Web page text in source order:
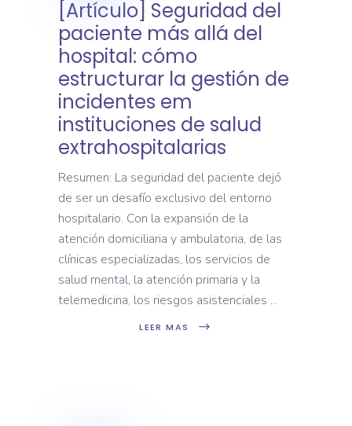
[Artículo] Seguridad del
paciente más allá del
hospital: cómo
estructurar la gestión de
incidentes em
instituciones de salud
extrahospitalarias
Resumen: La seguridad del paciente dejó
de ser un desafío exclusivo del entorno
hospitalario. Con la expansión de la
atención domiciliaria y ambulatoria, de las
clínicas especializadas, los servicios de
salud mental, la atención primaria y la
telemedicina, los riesgos asistenciales
LEER MAS